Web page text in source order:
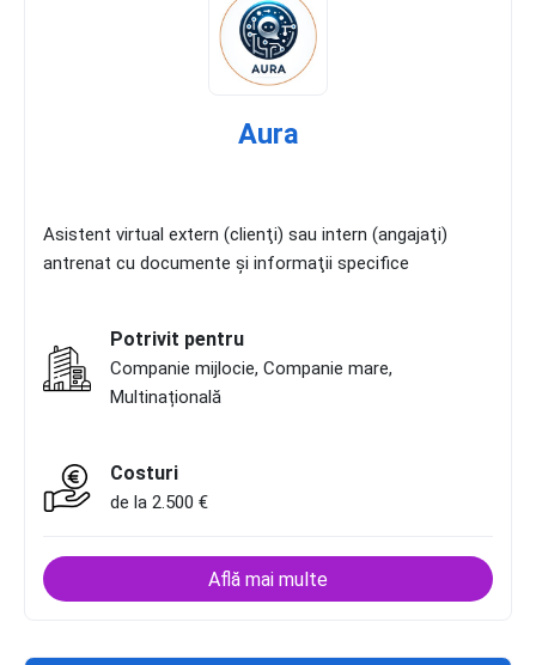
Aura
Asistent virtual extern (clienţi) sau intern (angajaţi)
antrenat cu documente şi informaţii specifice
Potrivit pentru
Companie mijlocie, Companie mare,
Multinațională
Costuri
de la 2.500 €
Află mai multe